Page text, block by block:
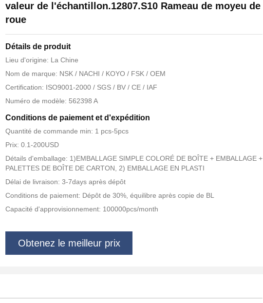
valeur de l'échantillon.12807.S10 Rameau de moyeu de
roue
Détails de produit
Lieu d'origine: La Chine
Nom de marque: NSK / NACHI / KOYO / FSK / OEM
Certification: ISO9001-2000 / SGS / BV / CE / IAF
Numéro de modèle: 562398 A
Conditions de paiement et d'expédition
Quantité de commande min: 1 pcs-5pcs
Prix: 0.1-200USD
Détails d'emballage: 1)EMBALLAGE SIMPLE COLORÉ DE BOÎTE + EMBALLAGE +
PALETTES DE BOÎTE DE CARTON, 2) EMBALLAGE EN PLASTI
Délai de livraison: 3-7days après dépôt
Conditions de paiement: Dépôt de 30%, équilibre après copie de BL
Capacité d'approvisionnement: 100000pcs/month
Obtenez le meilleur prix